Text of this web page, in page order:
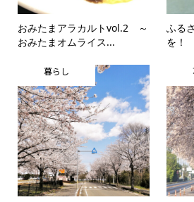
おみたまアラカルトvol.2 ～
おみたまオムライス...
ふる
を！
暮らし